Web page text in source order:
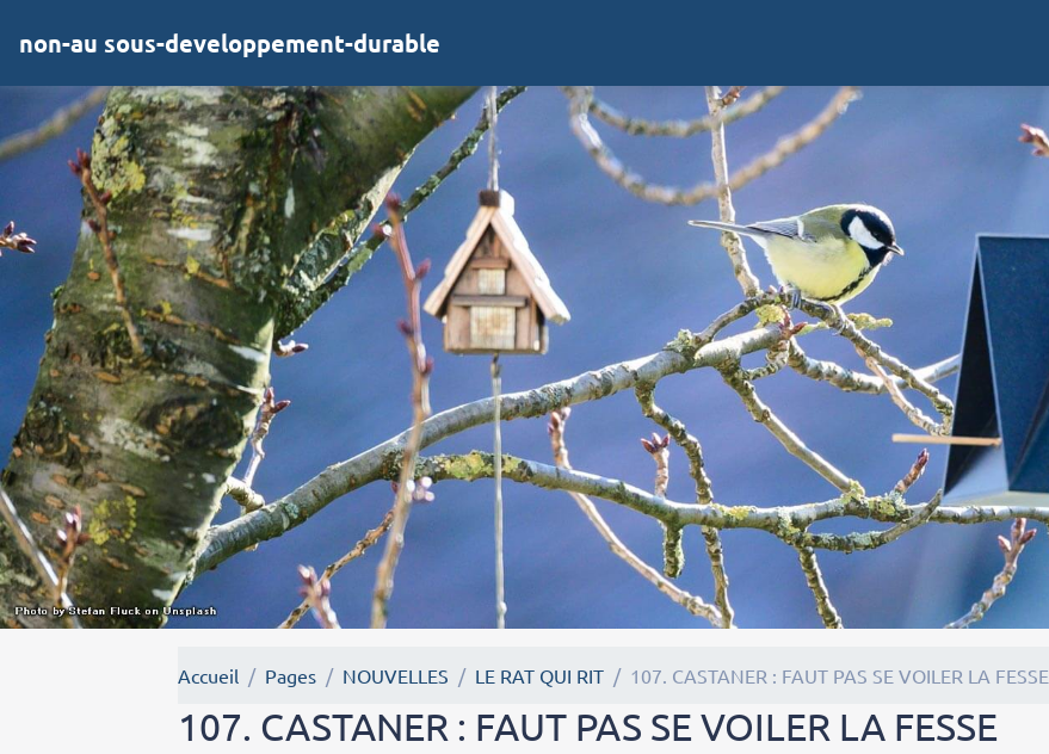
non-au sous-developpement-durable
Accueil Pages NOUVELLES LE RAT QUI RIT 107. CASTANER : FAUT PAS SE VOILER LA FESSE
107. CASTANER : FAUT PAS SE VOILER LA FESSE